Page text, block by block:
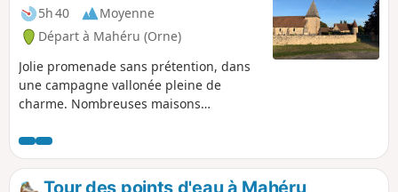
5h 40
Moyenne
Départ à Mahéru (Orne)
Jolie promenade sans prétention, dans
une campagne vallonée pleine de
charme. Nombreuses maisons
L'itinéraire se déroule sur de très petites
routes goudronnées et de larges
chemins dans les champs ou les forêts.
Tour des points d'eau à Mahéru